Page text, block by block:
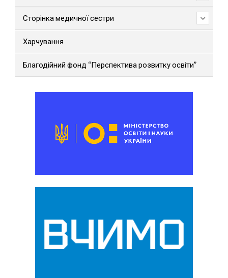
Сторінка медичної сестри
Харчування
Благодійний фонд “Перспектива розвитку освіти”